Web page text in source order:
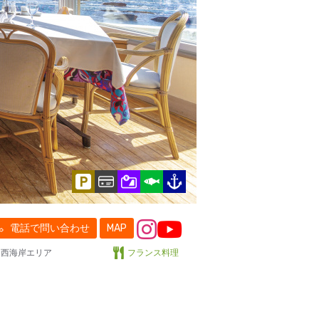
電話で問い合わせ MAP
西海岸エリア フランス料理